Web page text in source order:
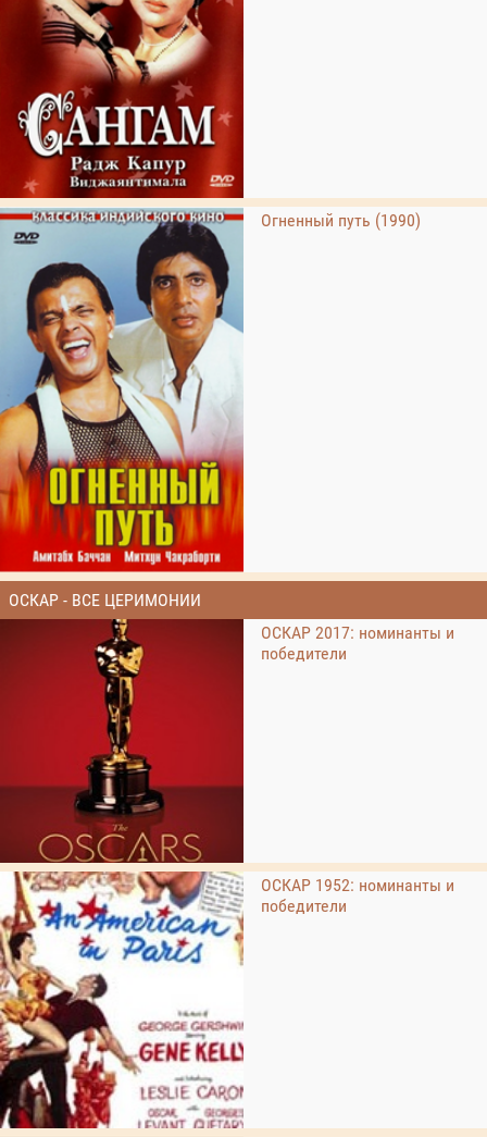
Огненный путь (1990)
ОСКАР - ВСЕ ЦЕРИМОНИИ
ОСКАР 2017: номинанты и
победители
ОСКАР 1952: номинанты и
победители